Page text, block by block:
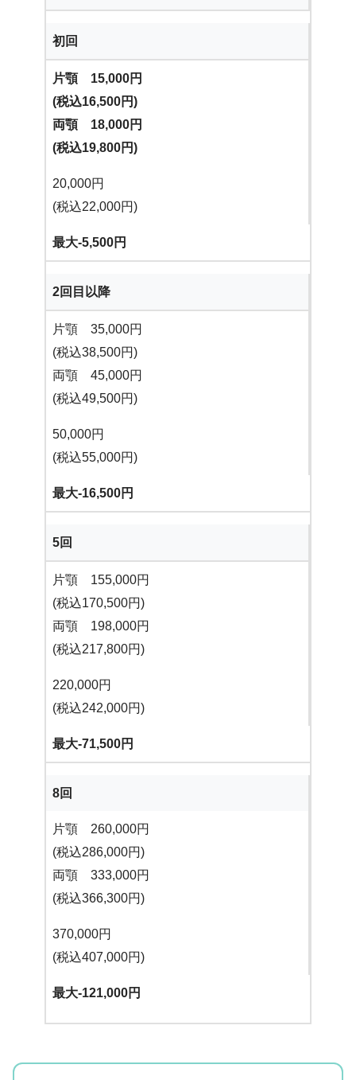
初回
片顎 15,000円
(税込16,500円)
両顎 18,000円
(税込19,800円)
20,000円
(税込22,000円)
最大-5,500円
2回目以降
片顎 35,000円
(税込38,500円)
両顎 45,000円
(税込49,500円)
50,000円
(税込55,000円)
最大-16,500円
5回
片顎 155,000円
(税込170,500円)
両顎 198,000円
(税込217,800円)
220,000円
(税込242,000円)
最大-71,500円
8回
片顎 260,000円
(税込286,000円)
両顎 333,000円
(税込366,300円)
370,000円
(税込407,000円)
最大-121,000円